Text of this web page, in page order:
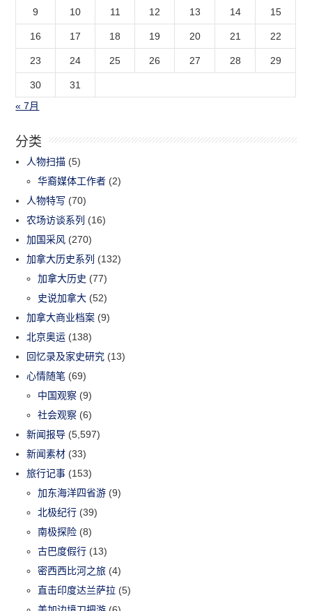
9 10 11 12 13 14 15
16 17 18 19 20 21 22
23 24 25 26 27 28 29
30
31
« 7月
分类
人物扫描 (5)
华裔媒体工作者 (2)
人物特写 (70)
农场访谈系列 (16)
加国采风 (270)
加拿大历史系列 (132)
加拿大历史 (77)
史说加拿大 (52)
加拿大商业档案 (9)
北京奥运 (138)
回忆录及家史研究 (13)
心情随笔 (69)
中国观察 (9)
社会观察 (6)
新闻报导 (5,597)
新闻素材 (33)
旅行记事 (153)
加东海洋四省游 (9)
北极纪行 (39)
南极探险 (8)
古巴度假行 (13)
密西西比河之旅 (4)
直击印度达兰萨拉 (5)